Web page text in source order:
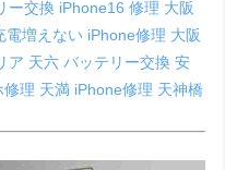
ー交換 iPhone16 修理 大阪
電増えない iPhone修理 大阪
ア 天六バッテリー交換 安
修理 天満 iPhone修理 天神橋